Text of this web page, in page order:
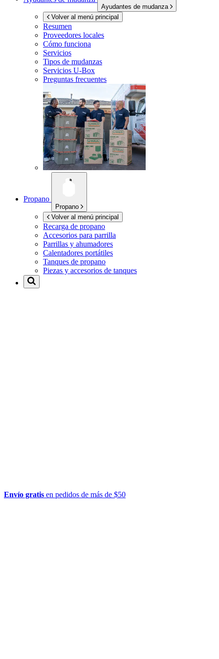
Ayudantes de mudanza
Volver al menú principal
Resumen
Proveedores locales
Cómo funciona
Servicios
Tipos de mudanzas
Servicios U-Box
Preguntas frecuentes
Propano
Propano
Volver al menú principal
Recarga de propano
Accesorios para parrilla
Parrillas y ahumadores
Calentadores portátiles
Tanques de propano
Piezas y accesorios de tanques
Envío gratis en pedidos de más de $50